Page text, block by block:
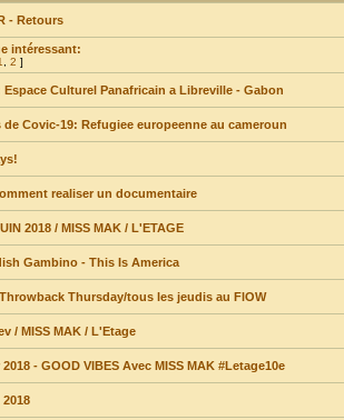
- Retours
intéressant:
2 ]
Espace Culturel Panafricain a Libreville - Gabon
Covic-19: Refugiee europeenne au cameroun
realiser un documentaire
2018 / MISS MAK / L'ETAGE
Gambino - This Is America
Thursday/tous les jeudis au FlOW
/ MISS MAK / L'Etage
- GOOD VIBES Avec MISS MAK #Letage10e
2018